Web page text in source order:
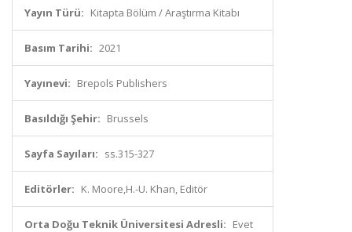
Yayın Türü: Kitapta Bölüm / Araştırma Kitabı
Basım Tarihi: 2021
Yayınevi: Brepols Publishers
Basıldığı Şehir: Brussels
Sayfa Sayıları: ss.315-327
Editörler: K. Moore,H.-U. Khan, Editör
Orta Doğu Teknik Üniversitesi Adresli: Evet